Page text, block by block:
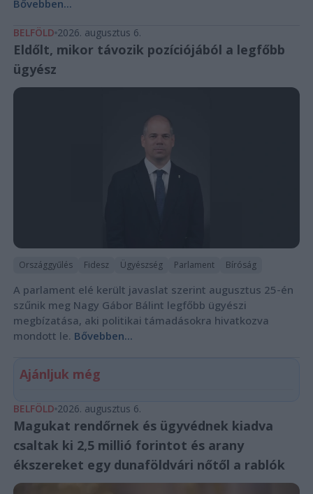
Bővebben...
BELFÖLD 2026. augusztus 6.
Eldőlt, mikor távozik pozíciójából a legfőbb
ügyész
Országgyűlés Fidesz Ügyészség Parlament Bíróság
A parlament elé került javaslat szerint augusztus 25-én
szűnik meg Nagy Gábor Bálint legfőbb ügyészi
megbízatása, aki politikai támadásokra hivatkozva
mondott le. Bővebben...
Ajánljuk még
BELFÖLD 2026. augusztus 6.
Magukat rendőrnek és ügyvédnek kiadva
csaltak ki 2,5 millió forintot és arany
ékszereket egy dunaföldvári nőtől a rablók